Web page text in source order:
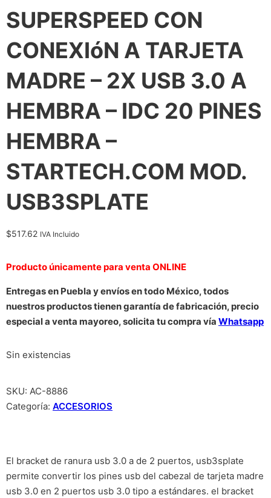
SUPERSPEED CON
CONEXIóN A TARJETA
MADRE – 2X USB 3.0 A
HEMBRA – IDC 20 PINES
HEMBRA –
STARTECH.COM MOD.
USB3SPLATE
$517.62 IVA Incluido
Producto únicamente para venta ONLINE
Entregas en Puebla y envíos en todo México, todos
nuestros productos tienen garantía de fabricación, precio
especial a venta mayoreo, solicita tu compra vía Whatsapp
Sin existencias
SKU: AC-8886
Categoría: ACCESORIOS
El bracket de ranura usb 3.0 a de 2 puertos, usb3splate
permite convertir los pines usb del cabezal de tarjeta madre
usb 3.0 en 2 puertos usb 3.0 tipo a estándares. el bracket